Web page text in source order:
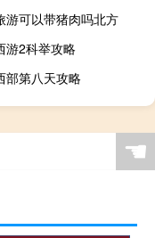
游可以带猪肉吗北方
游2科举攻略
部第八天攻略
☚